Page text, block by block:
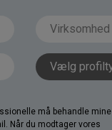
må behandle mine
Når du modtager vores